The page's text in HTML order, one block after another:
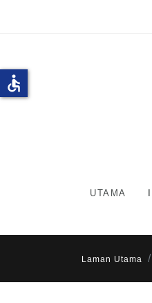
UTAMA
Laman Utama
accessible